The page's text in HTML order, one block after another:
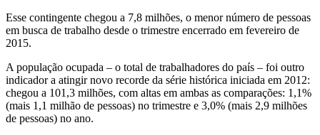
Esse contingente chegou a 7,8 milhões, o menor número de pessoas
em busca de trabalho desde o trimestre encerrado em fevereiro de
2015.
A população ocupada – o total de trabalhadores do país – foi outro
indicador a atingir novo recorde da série histórica iniciada em 2012:
chegou a 101,3 milhões, com altas em ambas as comparações: 1,1%
(mais 1,1 milhão de pessoas) no trimestre e 3,0% (mais 2,9 milhões
de pessoas) no ano.